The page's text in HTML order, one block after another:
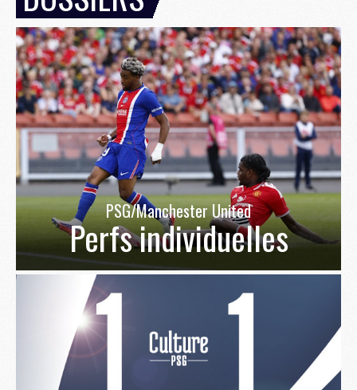
PSG/Manchester United
Perfs individuelles